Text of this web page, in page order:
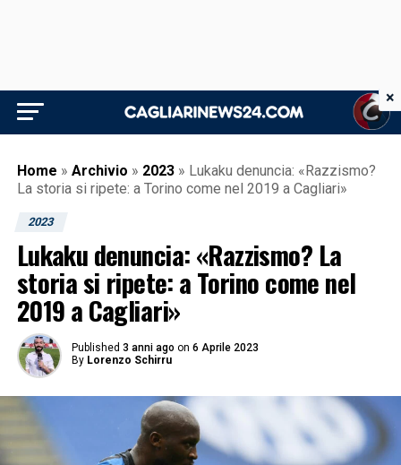
Home » Archivio » 2023 » Lukaku denuncia: «Razzismo?
La storia si ripete: a Torino come nel 2019 a Cagliari»
2023
Lukaku denuncia: «Razzismo? La
storia si ripete: a Torino come nel
2019 a Cagliari»
Published 3 anni ago on 6 Aprile 2023
By Lorenzo Schirru
×